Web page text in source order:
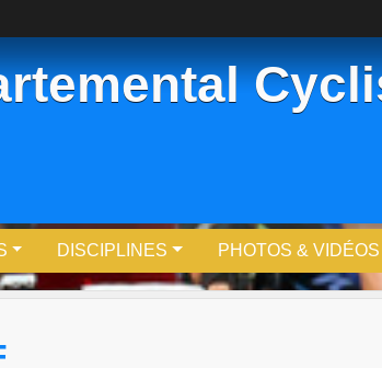
DISCIPLINES PHOTOS & VIDÉOS